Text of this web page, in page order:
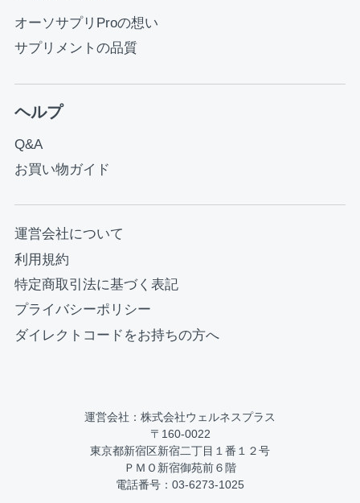
オーソサプリProの想い
サプリメントの品質
ヘルプ
Q&A
お買い物ガイド
運営会社について
利用規約
特定商取引法に基づく表記
プライバシーポリシー
ダイレクトコードをお持ちの方へ
運営会社：株式会社ウェルネスプラス
〒160-0022
東京都新宿区新宿二丁目１番１２号
ＰＭＯ新宿御苑前６階
電話番号：03-6273-1025